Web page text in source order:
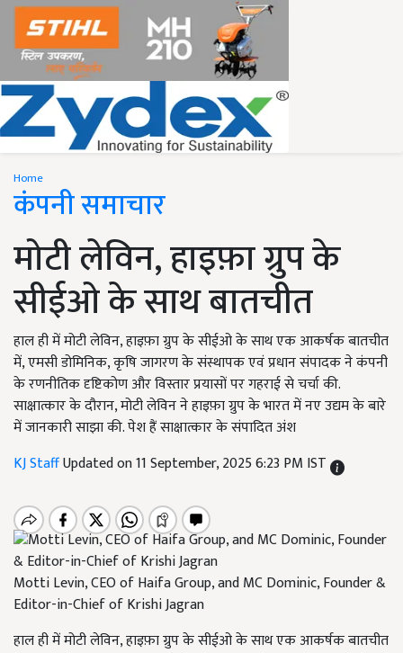
Home
कंपनी समाचार
मोटी लेविन, हाइफ़ा ग्रुप के
सीईओ के साथ बातचीत
हाल ही में मोटी लेविन, हाइफ़ा ग्रुप के सीईओ के साथ एक आकर्षक बातचीत
में, एमसी डोमिनिक, कृषि जागरण के संस्थापक एवं प्रधान संपादक ने कंपनी
के रणनीतिक दृष्टिकोण और विस्तार प्रयासों पर गहराई से चर्चा की.
साक्षात्कार के दौरान, मोटी लेविन ने हाइफ़ा ग्रुप के भारत में नए उद्यम के बारे
में जानकारी साझा की. पेश हैं साक्षात्कार के संपादित अंश
KJ StaffUpdated on 11 September, 2025 6:23 PM IST
Motti Levin, CEO of Haifa Group, and MC Dominic, Founder &
Editor-in-Chief of Krishi Jagran
हाल ही में मोटी लेविन, हाइफ़ा ग्रुप के सीईओ के साथ एक आकर्षक बातचीत